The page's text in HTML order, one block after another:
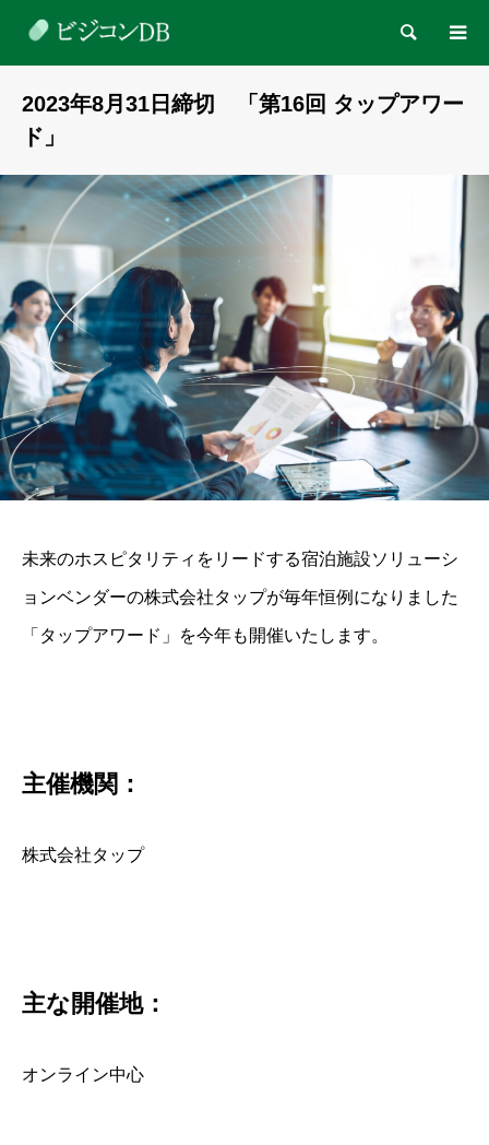
検索
2023年8月31日締切 「第16回 タップアワー
ド」
未来のホスピタリティをリードする宿泊施設ソリューシ
ョンベンダーの株式会社タップが毎年恒例になりました
「タップアワード」を今年も開催いたします。
主催機関：
株式会社タップ
主な開催地：
オンライン中心